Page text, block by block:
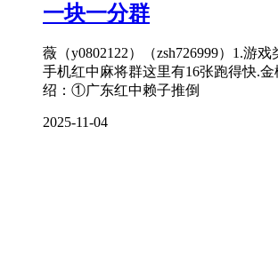
一块一分群
薇（y0802122）（zsh726999）1.游
手机红中麻将群这里有16张跑得快.金
绍：①广东红中赖子推倒
2025-11-04